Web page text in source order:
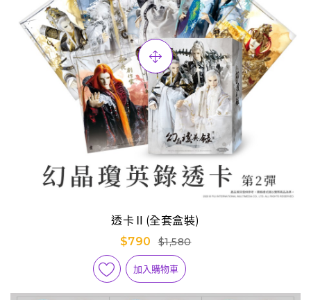
透卡Ⅱ(全套盒裝)
$790
$1,580
加入購物車